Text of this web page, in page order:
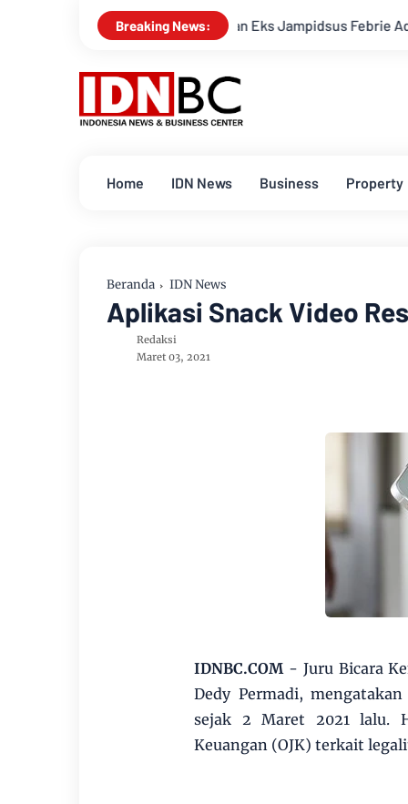
Breaking News:
Polisi Tetapkan Eks Jampidsus Febrie Adriansyah Jadi
Home IDN News Business Property
Beranda IDN News
Aplikasi Snack Video
Redaksi
Maret 03, 2021
IDNBC.COM- Juru Bicara
Dedy Permadi,
sejak 2 Maret 2021 lalu.
Keuangan (OJK) terkait